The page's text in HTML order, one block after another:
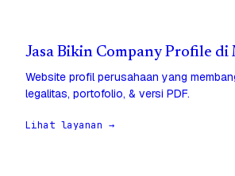
Jasa Bikin Company Profile di
Website profil perusahaan yang
legalitas, portofolio, & versi PDF.
Lihat layanan →